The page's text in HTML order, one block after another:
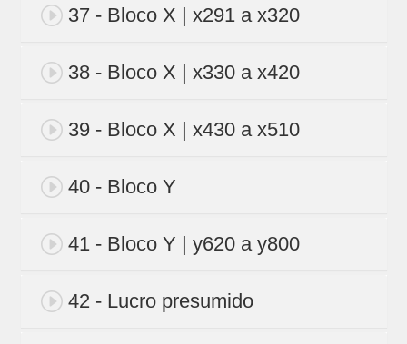
37 - Bloco X | x291 a x320
38 - Bloco X | x330 a x420
39 - Bloco X | x430 a x510
40 - Bloco Y
41 - Bloco Y | y620 a y800
42 - Lucro presumido